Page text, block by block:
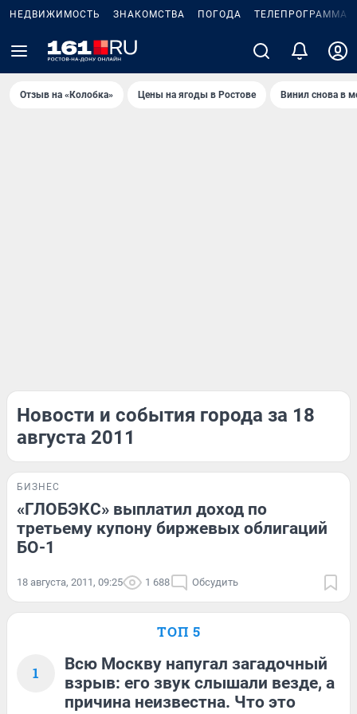
НЕДВИЖИМОСТЬ ЗНАКОМСТВА ПОГОДА ТЕЛЕПРОГРАММА
Отзыв на «Колобка» Цены на ягоды в Ростове Винил снова в
Новости и события города за 18
августа 2011
БИЗНЕС
«ГЛОБЭКС» выплатил доход по
третьему купону биржевых облигаций
БО-1
18 августа, 2011, 09:25 1 688 Обсудить
ТОП 5
1
Всю Москву напугал загадочный
взрыв: его звук слышали везде, а
причина неизвестна. Что это